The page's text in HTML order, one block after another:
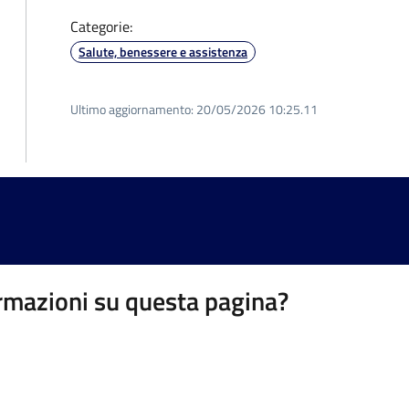
Categorie:
Salute, benessere e assistenza
Ultimo aggiornamento: 20/05/2026 10:25.11
su questa pagina?